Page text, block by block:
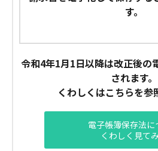
す。
令和4年1月1日以降は改正後の
されます。
くわしくはこちらを参
電子帳簿保存法に
くわしく見て